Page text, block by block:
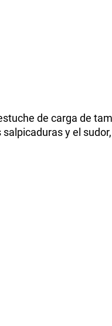
de carga de
y el